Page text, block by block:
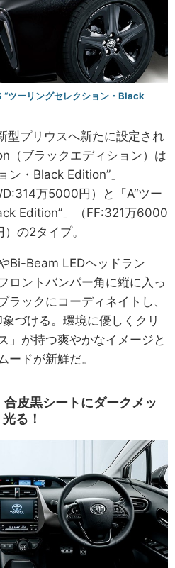
“ツーリングセレクション・Black
型プリウスへ新たに設定され
（ブラックエディション）は
ン・Black Edition”」
万5000円）と「A“ツー
Edition”」（FF:321万6000
の2タイプ。
Bi-Beam LEDヘッドラン
ロントバンパー角に縦に入っ
ラックにコーディネイトし、
づける。環境に優しくクリ
」が持つ爽やかなイメージと
ードが新鮮だ。
合皮黒シートにダークメッ
る！